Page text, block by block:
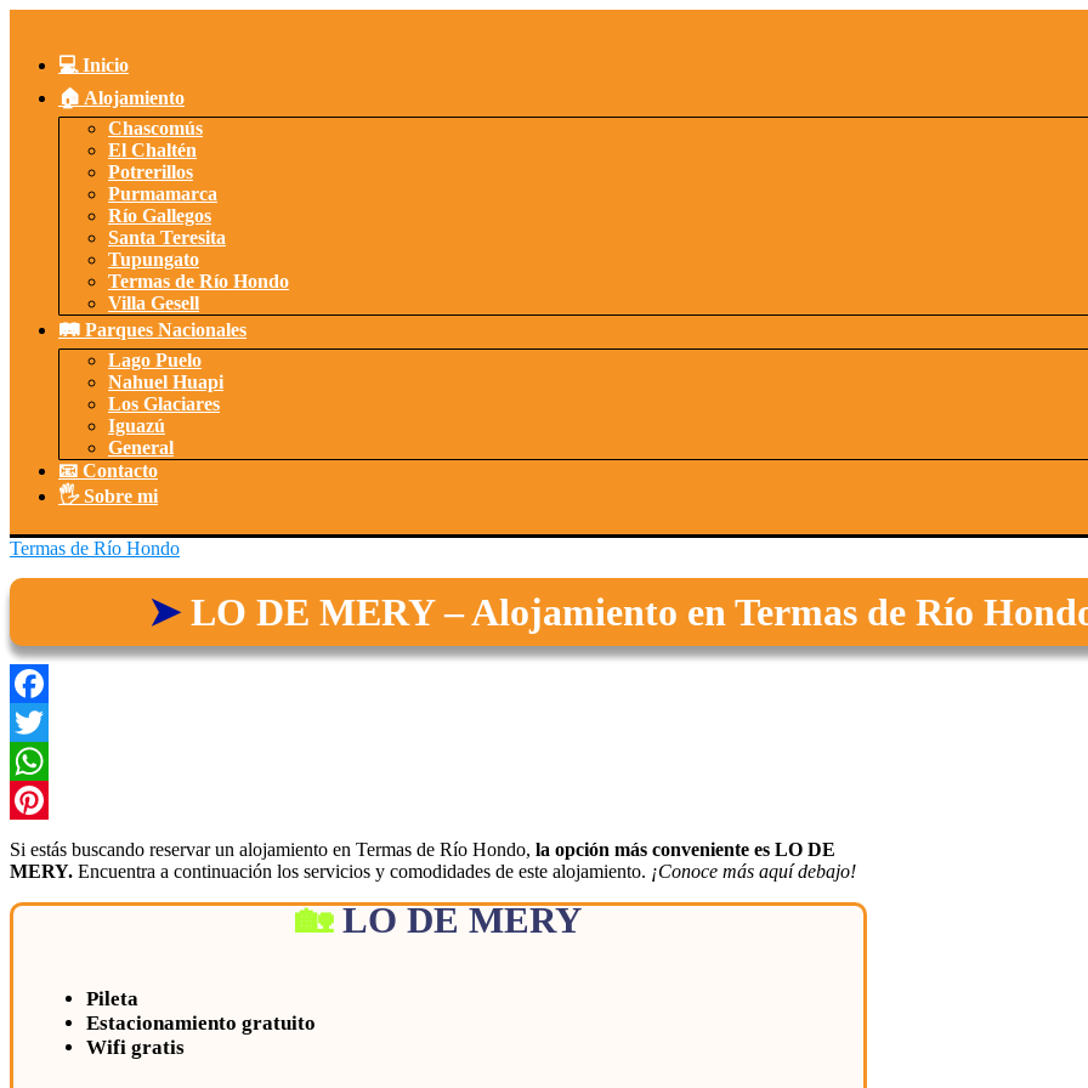
contenido💻 Inicio
🏠 Alojamiento
Chascomús
El Chaltén
Potrerillos
Purmamarca
Río Gallegos
Santa Teresita
Tupungato
Termas de Río Hondo
Villa Gesell
🛤️ Parques Nacionales
Lago Puelo
Nahuel Huapi
Los Glaciares
Iguazú
General
📧 Contacto
🖐️ Sobre mi
Termas de Río Hondo
LO DE MERY – Alojamiento en Termas de Río
Facebook
Twitter
WhatsApp
Pinterest
Si estás buscando reservar un alojamiento en Termas de Río Hondo, la opción más conveniente es LO DE
MERY. Encuentra a continuación los servicios y comodidades de este alojamiento. ¡Conoce más aquí debajo!
LO DE MERY
Pileta
Estacionamiento gratuito
Wifi gratis